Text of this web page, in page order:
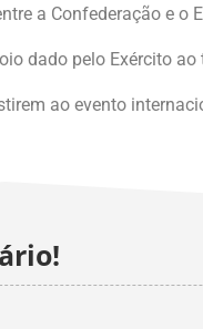
a Confederação e o
dado pelo Exército
ao evento